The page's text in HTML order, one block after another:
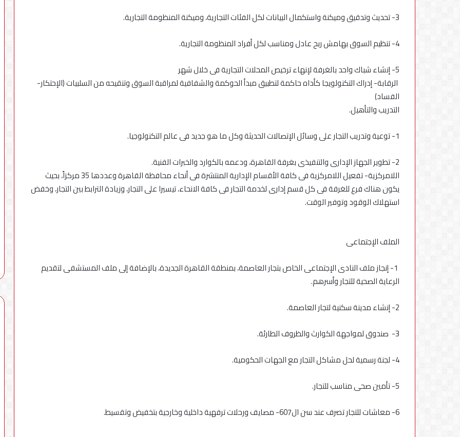
3- تحديث وتدقيق وميكنة واستكمال البيانات لكل الفئات التجارية، وميكنة المنظومة التجارية.
4- تنظيم السوق بهامش ربح عادل ومناسب لكل أفراد المنظومة التجارية.
5- إنشاء شباك واحد بالغرفة لإنهاء ترخيص المحلات التجارية فى خلال شهر
الرقابة- إدراك التكنولويجا كأداه حاكمة لتطبيق مبدأ الحوكمة والشفافية لمراقبة السوق وتنقيحه من السلبيات (الإحتكار-
الفساد)
التدريب والتأهيل.
1- توعية وتدريب التجار على وسائل الإتصالات الحديثة وكل ما هو جديد فى عالم التكنولوجيا.
2- تطوير الجهاز الإدارى والتنفيذى بغرفة القاهرة، ودعمه بالكوارد والخبرات الفنية.
اللامركزية- تفعيل اللامركزية فى كافة الأقسام الإدارية المنتشرة فى أنحاء محافظة القاهرة وعددها 35 مركزاً، بحيث
يكون هناك فرع للغرفة فى كل قسم إدارى لخدمة التجار فى كافة الانحاء، تيسيرا على التجار، وزيادة الترابط بين التجار، وخفض
استهلاك الوقود وتوفير الوقت.
الملف الإجتماعى
1- إنجاز ملف النادى الإجتماعى الخاص بتجار العاصمة، بمنطقة القاهرة الجديدة، بالإضافة إلى ملف المستشفى لتقديم
الرعاية الصحية للتجار وأسرهم.
2- إنشاء مدينة سكنية لتجار العاصمة.
3- صندوق لمواجهة الكوارث والظروف الطارئة.
4- لجنة رسمية لحل مشاكل التجار مع الجهات الحكومية.
5- تأمين صحى مناسب للتجار.
6- معاشات للتجار تصرف عند سن ال607- مصايف ورحلات ترفهية داخلية وخارجية بتخفيض وتقسيط.